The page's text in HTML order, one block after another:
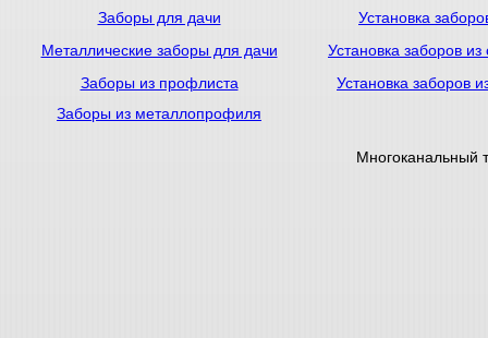
Заборы для дачи
Установка
Металлические заборы для дачи
Установка заборов
Заборы из профлиста
Установка заборов
Заборы из металлопрофиля